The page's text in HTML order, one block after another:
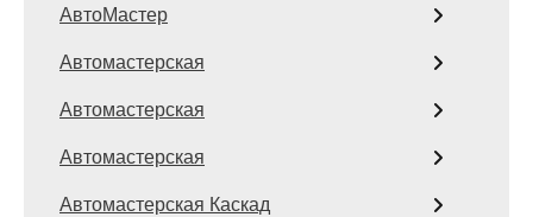
АвтоМастер
Автомастерская
Автомастерская
Автомастерская
Автомастерская Каскад